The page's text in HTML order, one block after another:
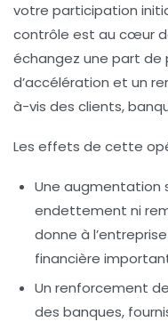
votre participation
contrôle est au cœur
échangez une part
d’accélération et un
à-vis des clients,
Les effets de cette
Une augmentation
endettement ni
donne à
financière
Un renforcement
des banques,